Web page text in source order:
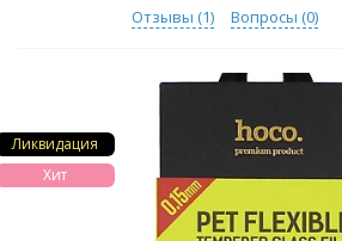
Отзывы (1) Вопросы (0)
Ликвидация
Хит